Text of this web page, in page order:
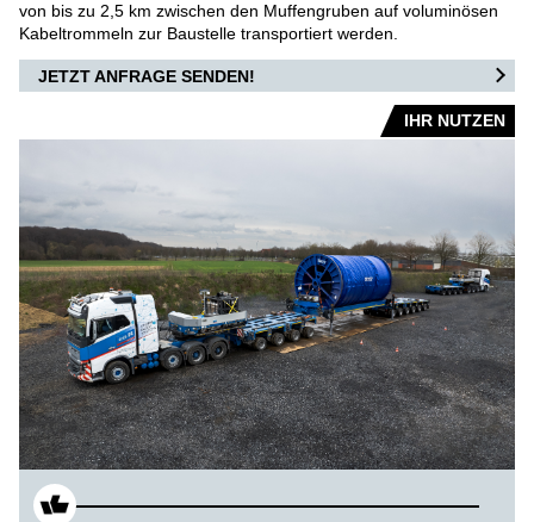
von bis zu 2,5 km zwischen den Muffengruben auf voluminösen
Kabeltrommeln zur Baustelle transportiert werden.
JETZT ANFRAGE SENDEN!
IHR NUTZEN